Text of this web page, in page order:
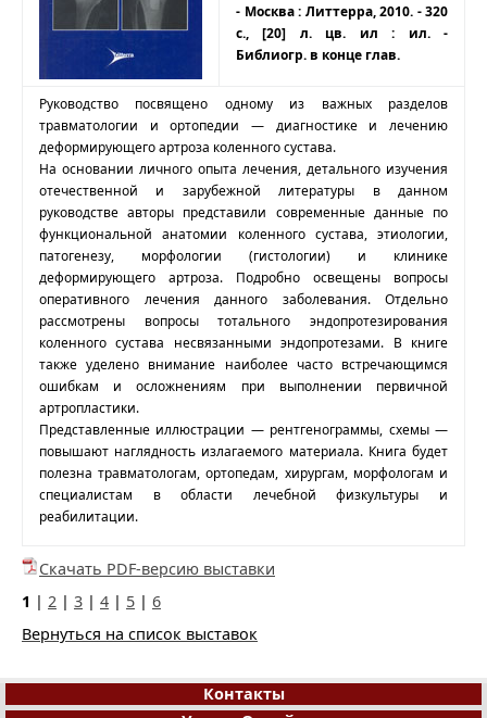
- Москва : Литтерра, 2010. - 320
с., [20] л. цв. ил : ил. -
Библиогр. в конце глав.
Руководство посвящено одному из важных разделов
травматологии и ортопедии — диагностике и лечению
деформирующего артроза коленного сустава.
На основании личного опыта лечения, детального изучения
отечественной и зарубежной литературы в данном
руководстве авторы представили современные данные по
функциональной анатомии коленного сустава, этиологии,
патогенезу, морфологии (гистологии) и клинике
деформирующего артроза. Подробно освещены вопросы
оперативного лечения данного заболевания. Отдельно
рассмотрены вопросы тотального эндопротезирования
коленного сустава несвязанными эндопротезами. В книге
также уделено внимание наиболее часто встречающимся
ошибкам и осложнениям при выполнении первичной
артропластики.
Представленные иллюстрации — рентгенограммы, схемы —
повышают наглядность излагаемого материала. Книга будет
полезна травматологам, ортопедам, хирургам, морфологам и
специалистам в области лечебной физкультуры и
реабилитации.
Скачать PDF-версию выставки
1 | 2 | 3 | 4 | 5 | 6
Вернуться на список выставок
Контакты